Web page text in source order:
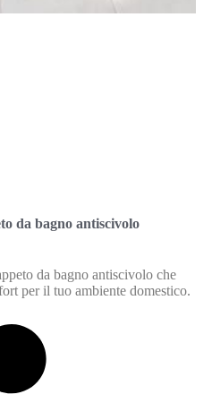
da bagno antiscivolo
da bagno antiscivolo che
per il tuo ambiente domestico.